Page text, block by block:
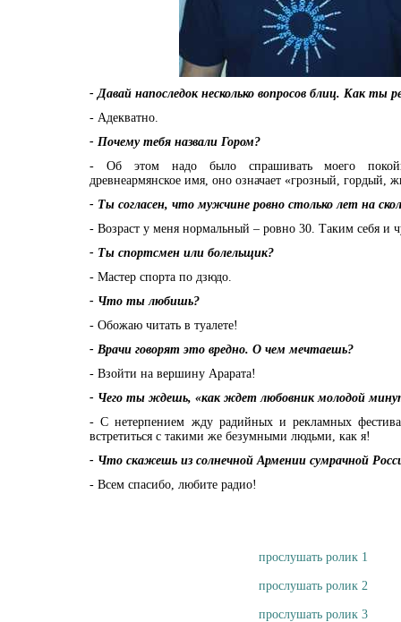
- Давай напоследок несколько вопросов блиц. Как ты
- Адекватно.
- Почему тебя назвали Гором?
- Об этом надо было спрашивать моего
древнеармянское имя, оно означает «грозный, гордый,
- Ты согласен, что мужчине ровно столько лет на
- Возраст у меня нормальный – ровно 30. Таким себя и
- Ты спортсмен или болельщик?
- Мастер спорта по дзюдо.
- Что ты любишь?
- Обожаю читать в туалете!
- Врачи говорят это вредно. О чем мечтаешь?
- Взойти на вершину Арарата!
- Чего ты ждешь, «как ждет любовник молодой
- С нетерпением жду радийных и рекламных
встретиться с такими же безумными людьми, как я!
- Что скажешь из солнечной Армении сумрачной
- Всем спасибо, любите радио!
прослушать ролик 1
прослушать ролик 2
прослушать ролик 3